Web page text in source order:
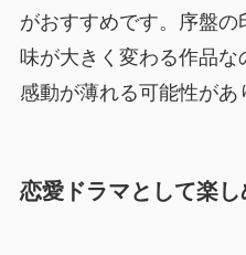
がおすすめです。序盤
味が大きく変わる作品な
感動が薄れる可能性があ
恋愛ドラマとして楽し